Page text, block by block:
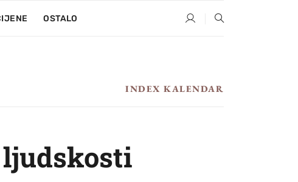
OSTALO
INDEX KALENDAR